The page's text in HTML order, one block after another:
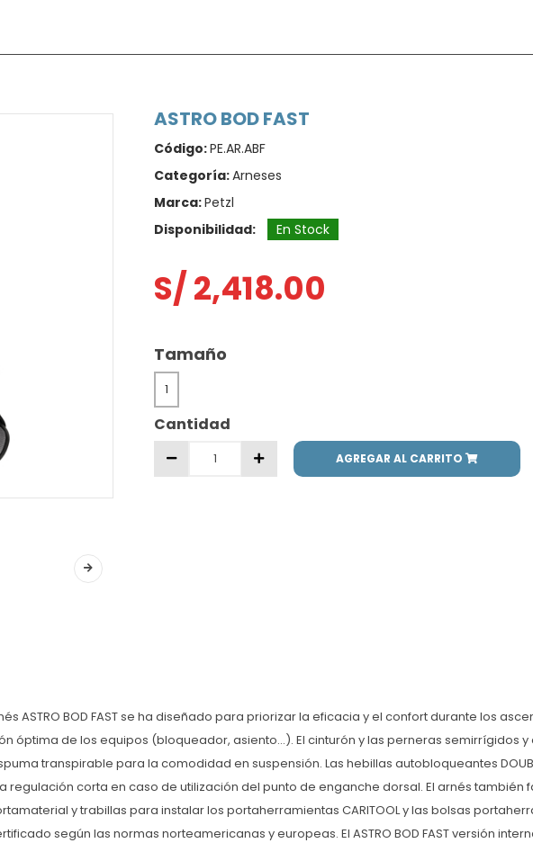
ASTRO BOD FAST
Código:PE.AR.ABF
Categoría:Arneses
Marca:Petzl
Disponibilidad:
En Stock
S/ 2,418.00
Tamaño
1
Cantidad
AGREGAR AL CARRITO
ASTRO BOD FAST se ha diseñado para priorizar la eficacia y el confort durante los
óptima de los equipos (bloqueador, asiento...). El cinturón y las perneras semirrígidos
transpirable para la comodidad en suspensión. Las hebillas autobloqueantes
regulación corta en caso de utilización del punto de enganche dorsal. El arnés también
y trabillas para instalar los portaherramientas CARITOOL y las bolsas
según las normas norteamericanas y europeas. El ASTRO BOD FAST versión